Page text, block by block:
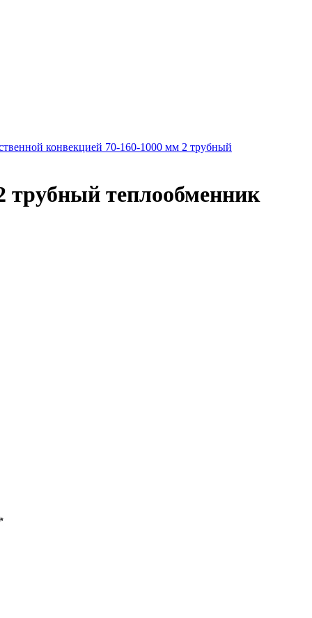
конвекцией 70-160-1000 мм 2 трубный
трубный теплообменник